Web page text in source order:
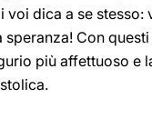
voi dica a se stesso:
speranza! Con
più affettuoso e